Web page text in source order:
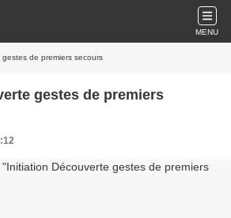
MENU
de premiers secours
gestes de premiers